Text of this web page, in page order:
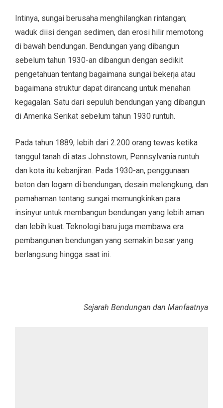
Intinya, sungai berusaha menghilangkan rintangan;
waduk diisi dengan sedimen, dan erosi hilir memotong
di bawah bendungan. Bendungan yang dibangun
sebelum tahun 1930-an dibangun dengan sedikit
pengetahuan tentang bagaimana sungai bekerja atau
bagaimana struktur dapat dirancang untuk menahan
kegagalan. Satu dari sepuluh bendungan yang dibangun
di Amerika Serikat sebelum tahun 1930 runtuh.
Pada tahun 1889, lebih dari 2.200 orang tewas ketika
tanggul tanah di atas Johnstown, Pennsylvania runtuh
dan kota itu kebanjiran. Pada 1930-an, penggunaan
beton dan logam di bendungan, desain melengkung, dan
pemahaman tentang sungai memungkinkan para
insinyur untuk membangun bendungan yang lebih aman
dan lebih kuat. Teknologi baru juga membawa era
pembangunan bendungan yang semakin besar yang
berlangsung hingga saat ini.
Sejarah Bendungan dan Manfaatnya